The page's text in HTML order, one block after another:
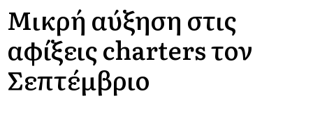
Μικρή αύξηση στις
αφίξεις charters τον
Σεπτέμβριο